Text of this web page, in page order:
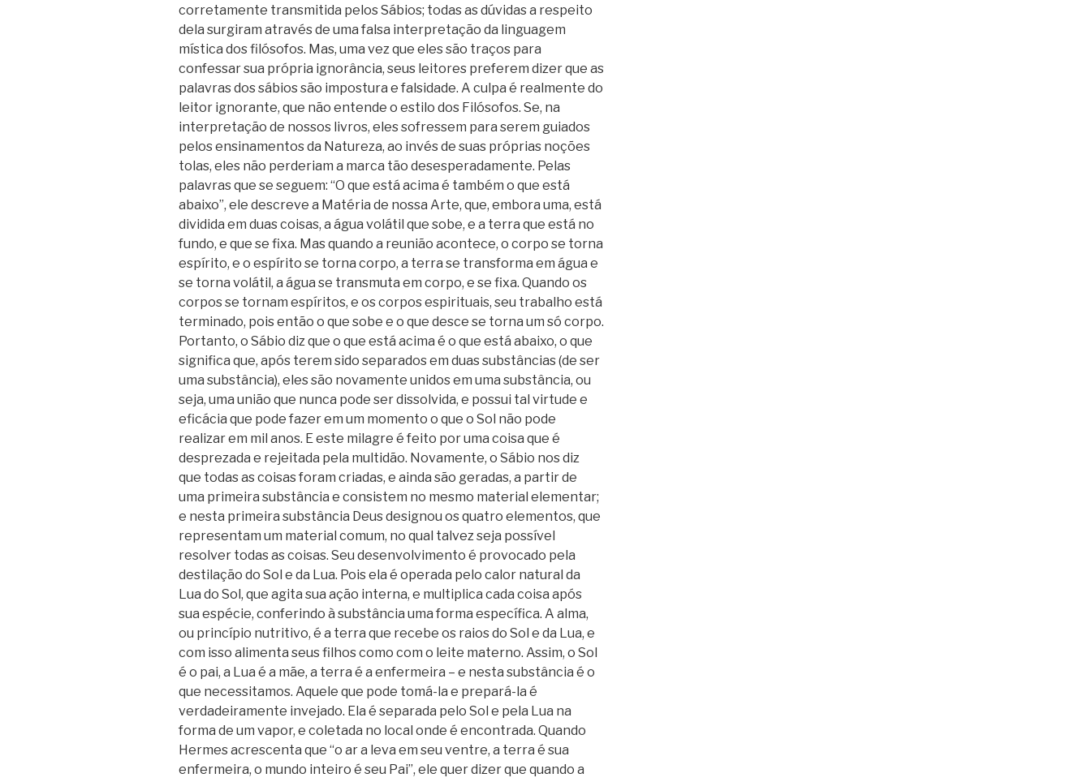
corretamente transmitida pelos Sábios; todas as dúvidas a respeito
dela surgiram através de uma falsa interpretação da linguagem
mística dos filósofos. Mas, uma vez que eles são traços para
confessar sua própria ignorância, seus leitores preferem dizer que as
palavras dos sábios são impostura e falsidade. A culpa é realmente do
leitor ignorante, que não entende o estilo dos Filósofos. Se, na
interpretação de nossos livros, eles sofressem para serem guiados
pelos ensinamentos da Natureza, ao invés de suas próprias noções
tolas, eles não perderiam a marca tão desesperadamente. Pelas
palavras que se seguem: “O que está acima é também o que está
abaixo”, ele descreve a Matéria de nossa Arte, que, embora uma, está
dividida em duas coisas, a água volátil que sobe, e a terra que está no
fundo, e que se fixa. Mas quando a reunião acontece, o corpo se torna
espírito, e o espírito se torna corpo, a terra se transforma em água e
se torna volátil, a água se transmuta em corpo, e se fixa. Quando os
corpos se tornam espíritos, e os corpos espirituais, seu trabalho está
terminado, pois então o que sobe e o que desce se torna um só corpo.
Portanto, o Sábio diz que o que está acima é o que está abaixo, o que
significa que, após terem sido separados em duas substâncias (de ser
uma substância), eles são novamente unidos em uma substância, ou
seja, uma união que nunca pode ser dissolvida, e possui tal virtude e
eficácia que pode fazer em um momento o que o Sol não pode
realizar em mil anos. E este milagre é feito por uma coisa que é
desprezada e rejeitada pela multidão. Novamente, o Sábio nos diz
que todas as coisas foram criadas, e ainda são geradas, a partir de
uma primeira substância e consistem no mesmo material elementar;
e nesta primeira substância Deus designou os quatro elementos, que
representam um material comum, no qual talvez seja possível
resolver todas as coisas. Seu desenvolvimento é provocado pela
destilação do Sol e da Lua. Pois ela é operada pelo calor natural da
Lua do Sol, que agita sua ação interna, e multiplica cada coisa após
sua espécie, conferindo à substância uma forma específica. A alma,
ou princípio nutritivo, é a terra que recebe os raios do Sol e da Lua, e
com isso alimenta seus filhos como com o leite materno. Assim, o Sol
é o pai, a Lua é a mãe, a terra é a enfermeira – e nesta substância é o
que necessitamos. Aquele que pode tomá-la e prepará-la é
verdadeiramente invejado. Ela é separada pelo Sol e pela Lua na
forma de um vapor, e coletada no local onde é encontrada. Quando
Hermes acrescenta que “o ar a leva em seu ventre, a terra é sua
enfermeira, o mundo inteiro é seu Pai”, ele quer dizer que quando a